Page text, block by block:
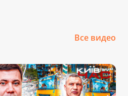
Все видео